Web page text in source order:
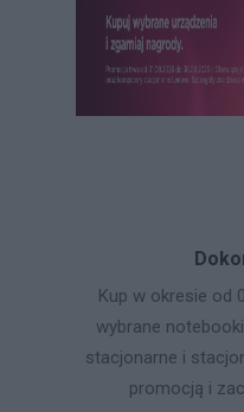
Kup w okresie od
wybrane
stacjonarne i
promocją i